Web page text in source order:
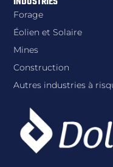
Forage
Éolien et Solaire
Mines
Construction
Autres industries à